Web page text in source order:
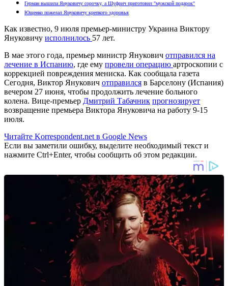
Герман вышила Януковичу сорочку, а Шуфрич приготовил "мужской подарок"
Ющенко пожелал Януковичу крепкого здоровья
Как известно, 9 июля премьер-министру Украина Виктору
Януковичу исполнилось 57 лет.
В мае этого года, премьер министр Янукович отправился на
лечение в Испанию, где ему провели операцию артроскопии с
коррекцией повреждения мениска. Как сообщала газета
Сегодня, Виктор Янукович отправился в Барселону (Испания)
вечером 27 июня, чтобы продолжить лечение больного
колена. Вице-премьер Дмитрий Табачник прогнозирует
возвращение премьера Виктора Януковича на работу 9-15
июля.
Читайте Korrespondent.net в Google News
Если вы заметили ошибку, выделите необходимый текст и
нажмите Ctrl+Enter, чтобы сообщить об этом редакции.